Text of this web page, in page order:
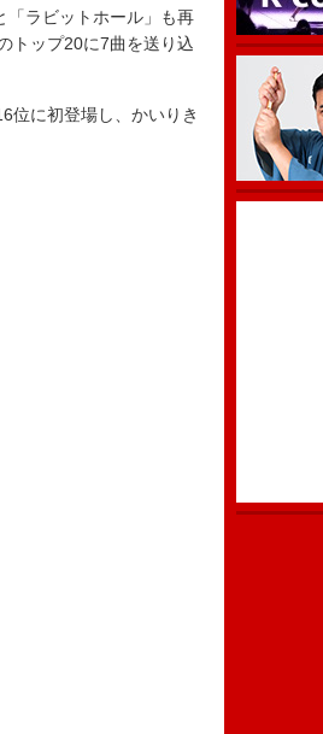
ラビットホール」も再
トップ20に7曲を送り込
位に初登場し、かいりき